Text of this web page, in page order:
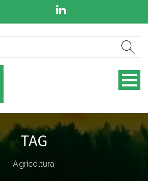
TAG
Agricoltura